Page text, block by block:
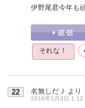
伊野尾君今年も
それな！
22 名無しだＪ より
2016年1月3日 1:12